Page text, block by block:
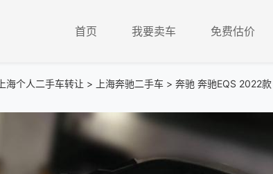
首页 我要卖车 免费估价
上海个人二手车转让 > 上海奔驰二手车 > 奔驰 奔驰EQS 2022